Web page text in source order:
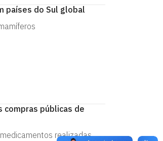
países do Sul global
compras públicas de
realizadas